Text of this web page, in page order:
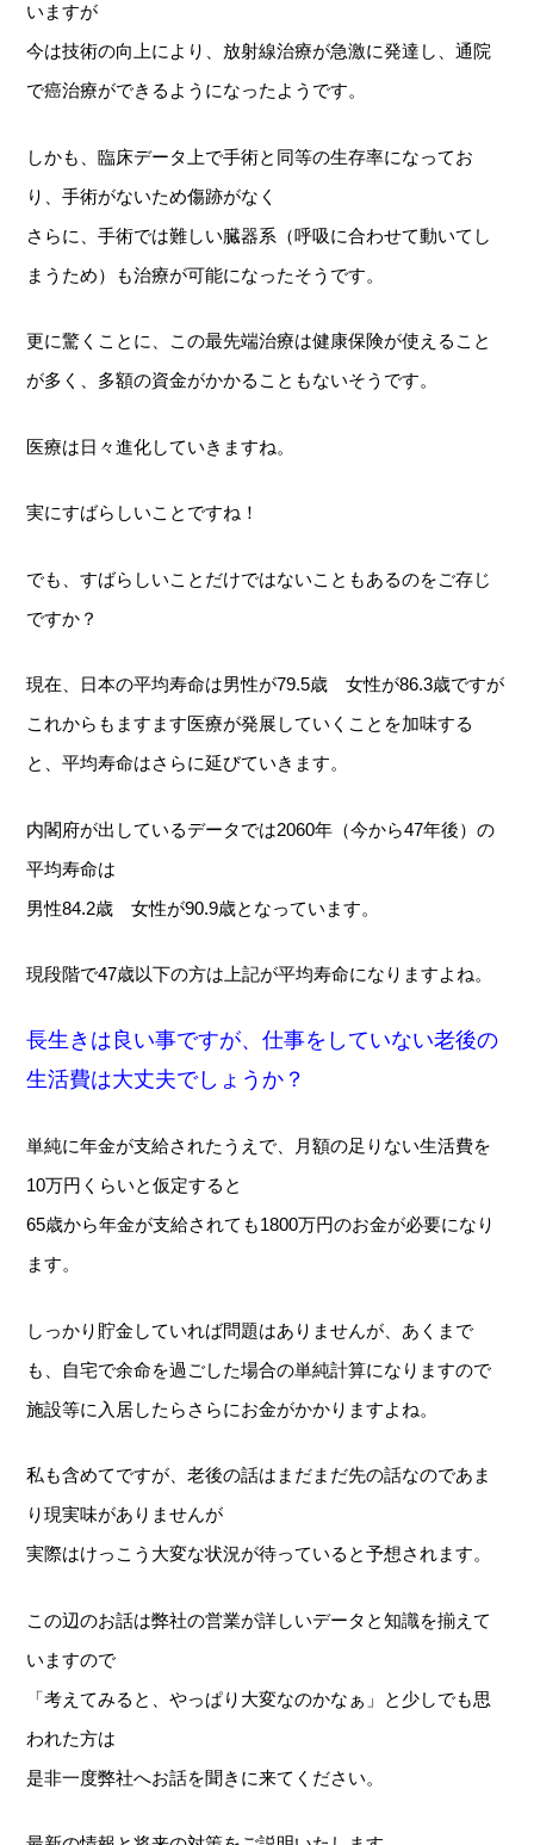
いますが
今は技術の向上により、放射線治療が急激に発達し、通院
で癌治療ができるようになったようです。
しかも、臨床データ上で手術と同等の生存率になってお
り、手術がないため傷跡がなく
さらに、手術では難しい臓器系（呼吸に合わせて動いてし
まうため）も治療が可能になったそうです。
更に驚くことに、この最先端治療は健康保険が使えること
が多く、多額の資金がかかることもないそうです。
医療は日々進化していきますね。
実にすばらしいことですね！
でも、すばらしいことだけではないこともあるのをご存じ
ですか？
現在、日本の平均寿命は男性が79.5歳 女性が86.3歳ですが
これからもますます医療が発展していくことを加味する
と、平均寿命はさらに延びていきます。
内閣府が出しているデータでは2060年（今から47年後）の
平均寿命は
男性84.2歳 女性が90.9歳となっています。
現段階で47歳以下の方は上記が平均寿命になりますよね。
長生きは良い事ですが、仕事をしていない老後の
生活費は大丈夫でしょうか？
単純に年金が支給されたうえで、月額の足りない生活費を
10万円くらいと仮定すると
65歳から年金が支給されても1800万円のお金が必要になり
ます。
しっかり貯金していれば問題はありませんが、あくまで
も、自宅で余命を過ごした場合の単純計算になりますので
施設等に入居したらさらにお金がかかりますよね。
私も含めてですが、老後の話はまだまだ先の話なのであま
り現実味がありませんが
実際はけっこう大変な状況が待っていると予想されます。
この辺のお話は弊社の営業が詳しいデータと知識を揃えて
いますので
「考えてみると、やっぱり大変なのかなぁ」と少しでも思
われた方は
是非一度弊社へお話を聞きに来てください。